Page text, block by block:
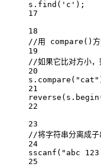
s. find ( 'c' );
17
18
//用 compare()方
19
//如果它比对方小，
20
s. compare ( "cat"
21
reverse (s. begin
22
23
//将字符串分离成子
24
sscanf ( "abc
25